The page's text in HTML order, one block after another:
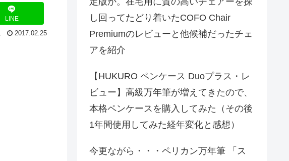
LINE
2017.02.25
し回ってたどり着いたCOFO Chair
Premiumのレビューと他候補だったチェ
アを紹介
【HUKURO ペンケース Duoプラス・レ
ビュー】高級万年筆が増えてきたので、
本格ペンケースを購入してみた（その後
1年間使用してみた経年変化と感想）
今更ながら・・・ペリカン万年筆 「ス